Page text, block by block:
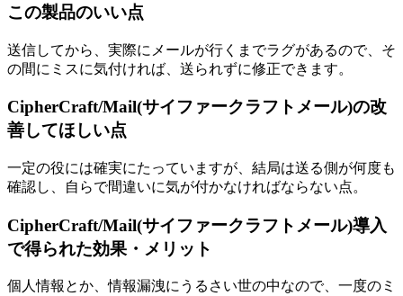
この製品のいい点
送信してから、実際にメールが行くまでラグがあるので、そ
の間にミスに気付ければ、送られずに修正できます。
CipherCraft/Mail(サイファークラフトメール)の改
善してほしい点
一定の役には確実にたっていますが、結局は送る側が何度も
確認し、自らで間違いに気が付かなければならない点。
CipherCraft/Mail(サイファークラフトメール)導入
で得られた効果・メリット
個人情報とか、情報漏洩にうるさい世の中なので、一度のミ